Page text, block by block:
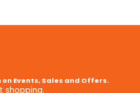
Events, Sales and Offers.
shopping.